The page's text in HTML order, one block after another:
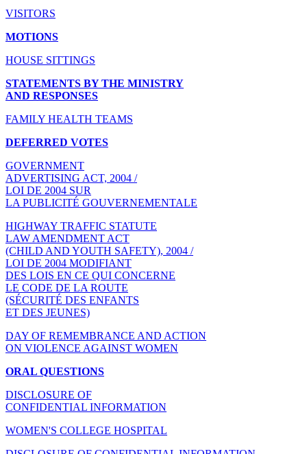
VISITORS
MOTIONS
HOUSE SITTINGS
STATEMENTS BY THE MINISTRY
AND RESPONSES
FAMILY HEALTH TEAMS
DEFERRED VOTES
GOVERNMENT
ADVERTISING ACT, 2004 /
LOI DE 2004 SUR
LA PUBLICITÉ GOUVERNEMENTALE
HIGHWAY TRAFFIC STATUTE
LAW AMENDMENT ACT
(CHILD AND YOUTH SAFETY), 2004 /
LOI DE 2004 MODIFIANT
DES LOIS EN CE QUI CONCERNE
LE CODE DE LA ROUTE
(SÉCURITÉ DES ENFANTS
ET DES JEUNES)
DAY OF REMEMBRANCE AND ACTION
ON VIOLENCE AGAINST WOMEN
ORAL QUESTIONS
DISCLOSURE OF
CONFIDENTIAL INFORMATION
WOMEN'S COLLEGE HOSPITAL